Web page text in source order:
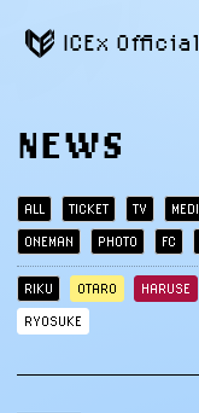
ICEx
NEWS
ALL TICKET TV
ONEMAN
PHOTO FC
RIKU OTARO HARUSE
RYOSUKE